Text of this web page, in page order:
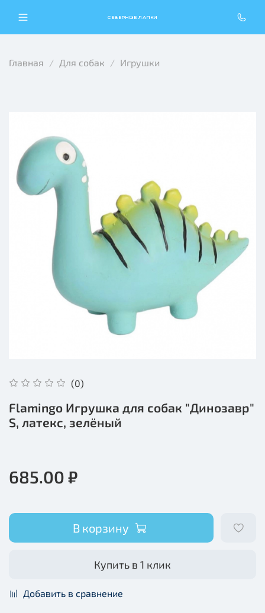
СЕВЕРНЫЕ ЛАПКИ
Главная Для собак Игрушки
(0)
Flamingo Игрушка для собак "Динозавр"
S, латекс, зелёный
685.00 ₽
В корзину
Купить в 1 клик
Добавить в сравнение